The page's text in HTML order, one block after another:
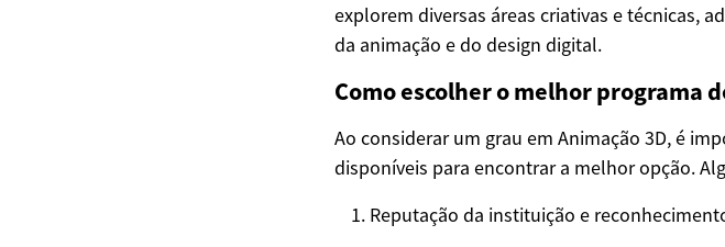
explorem diversas áreas criativas e técnicas,
da animação e do design digital.
Como escolher o melhor programa
Ao considerar um grau em Animação 3D, é
disponíveis para encontrar a melhor opção.
Reputação da instituição e